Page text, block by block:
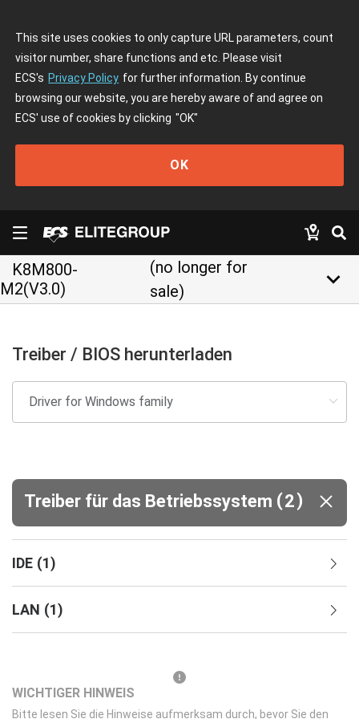
This site uses cookies to only capture URL parameters, count
visitor number, share functions and etc. Please visit
ECS's Privacy Policy for further information. By continue
browsing our website, you are hereby aware of and agree on
ECS' use of cookies by clicking "OK"
OK
K8M800-
M2(V3.0)
(no longer for
sale)
keyboard_arrow_down
Treiber / BIOS herunterladen
Treiber für das Betriebssystem (2)
IDE (1)
LAN (1)
WICHTIGER HINWEIS
Bitte lesen Sie die Hinweise aufmerksam durch, bevor Sie den